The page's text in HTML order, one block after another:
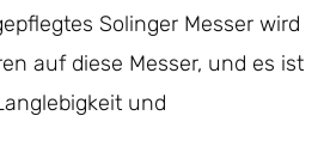
Solinger Messer wird
auf diese Messer, und es ist
und